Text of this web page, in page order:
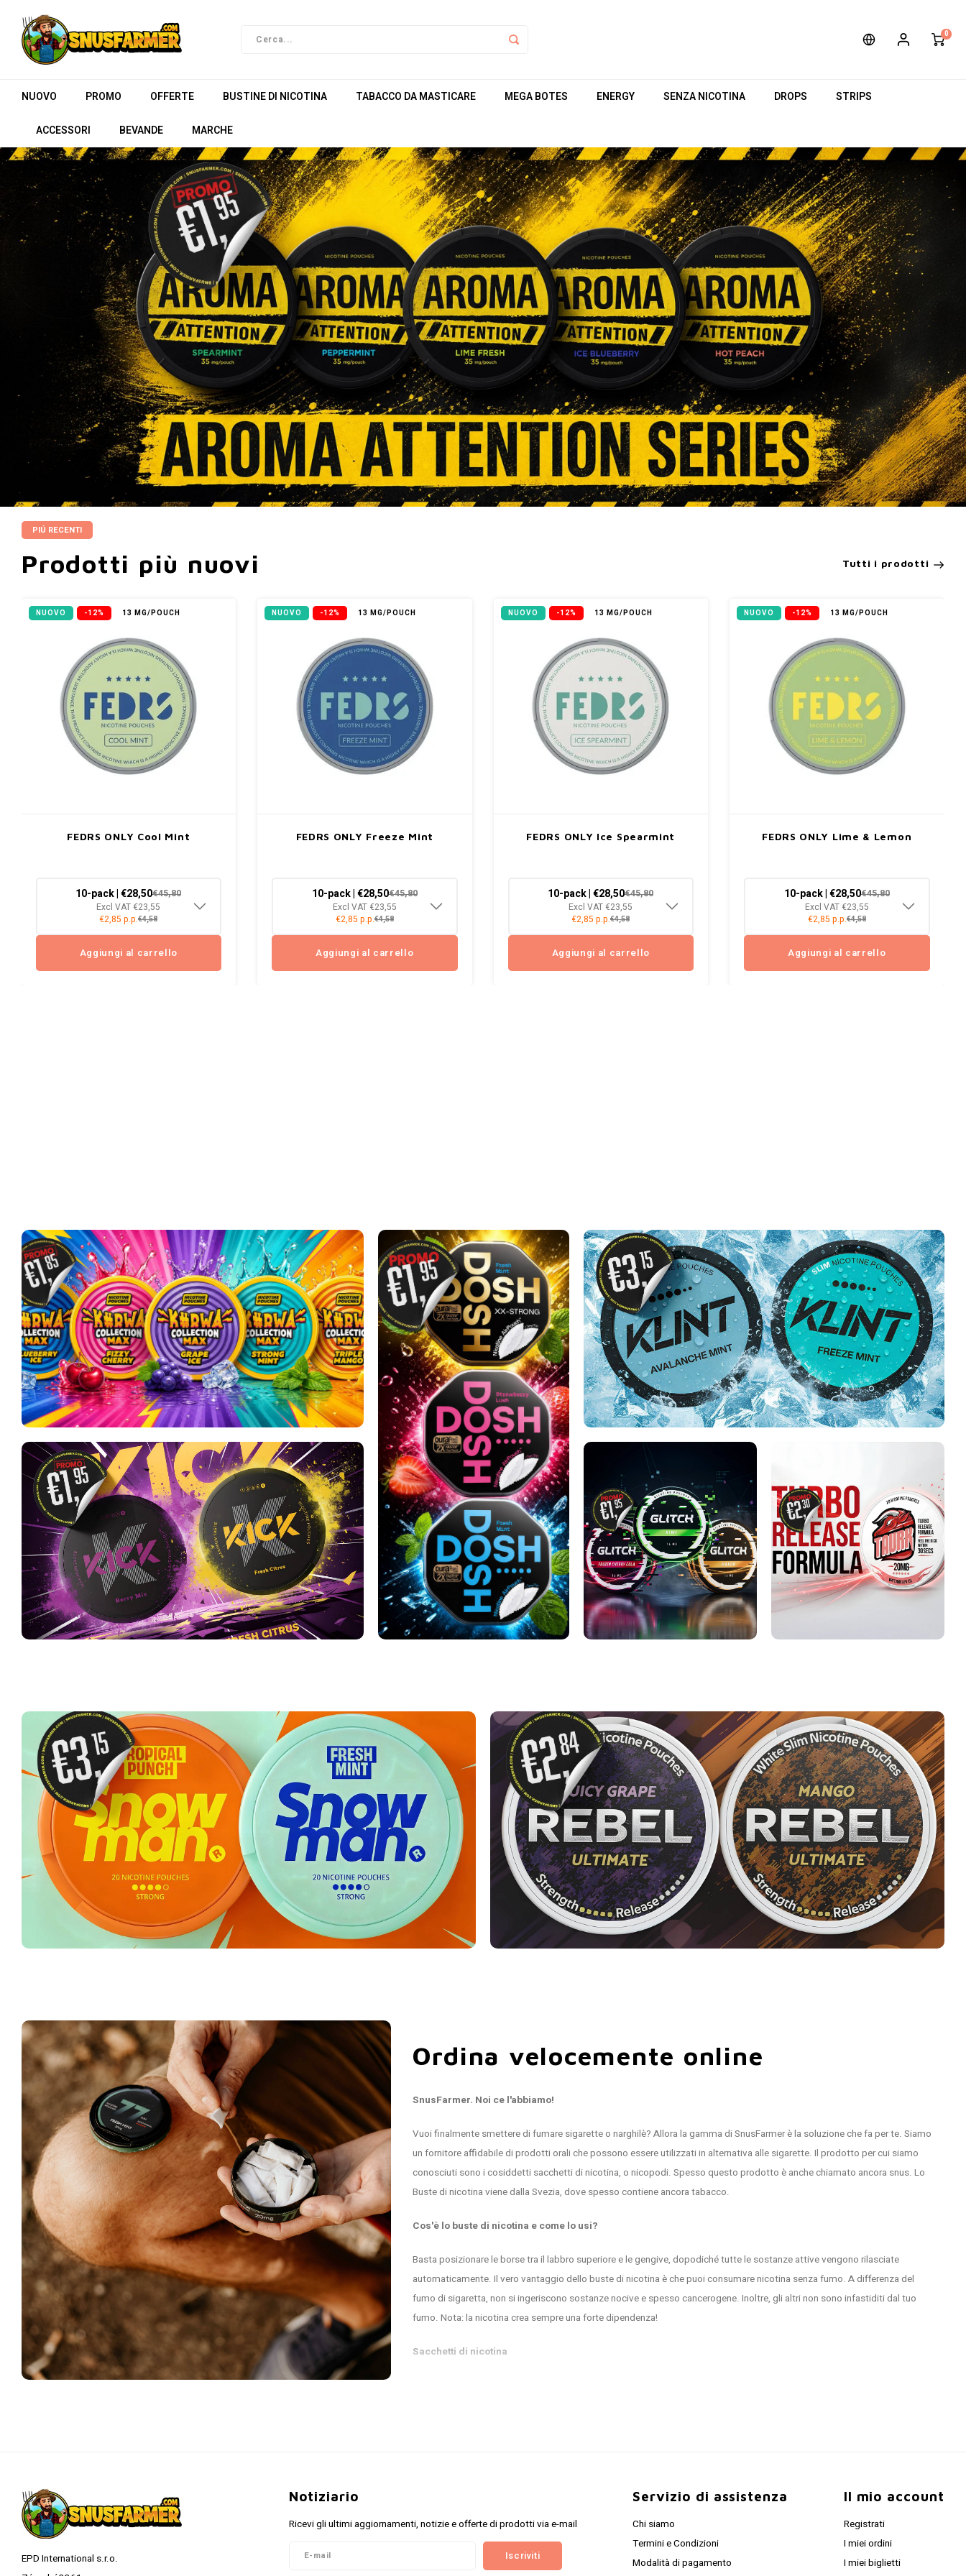
0
NUOVO PROMO OFFERTE BUSTINE DI NICOTINA TABACCO DA MASTICARE MEGA BOTES ENERGY SENZA NICOTINA DROPS STRIPS
ACCESSORI BEVANDE MARCHE
PIÚ RECENTI
Prodotti più nuovi Tutti i prodotti
NUOVO -12% 13 MG/POUCH
FEDRS ONLY Cool Mint
10-pack | €28,50€45,80
Excl VAT €23,55
€2,85 p.p.€4,58
Aggiungi al carrello
NUOVO -12% 13 MG/POUCH
FEDRS ONLY Freeze Mint
10-pack | €28,50€45,80
Excl VAT €23,55
€2,85 p.p.€4,58
Aggiungi al carrello
NUOVO -12% 13 MG/POUCH
FEDRS ONLY Ice Spearmint
10-pack | €28,50€45,80
Excl VAT €23,55
€2,85 p.p.€4,58
Aggiungi al carrello
NUOVO -12% 13 MG/POUCH
FEDRS ONLY Lime & Lemon
10-pack | €28,50€45,80
Excl VAT €23,55
€2,85 p.p.€4,58
Aggiungi al carrello
Ordina velocemente online
SnusFarmer. Noi ce l'abbiamo!
Vuoi finalmente smettere di fumare sigarette o narghilè? Allora la gamma di SnusFarmer è la soluzione che fa per te. Siamo
un fornitore affidabile di prodotti orali che possono essere utilizzati in alternativa alle sigarette. Il prodotto per cui siamo
conosciuti sono i cosiddetti sacchetti di nicotina, o nicopodi. Spesso questo prodotto è anche chiamato ancora snus. Lo
Buste di nicotina viene dalla Svezia, dove spesso contiene ancora tabacco.
Cos'è lo buste di nicotina e come lo usi?
Basta posizionare le borse tra il labbro superiore e le gengive, dopodiché tutte le sostanze attive vengono rilasciate
automaticamente. Il vero vantaggio dello buste di nicotina è che puoi consumare nicotina senza fumo. A differenza del
fumo di sigaretta, non si ingeriscono sostanze nocive e spesso cancerogene. Inoltre, gli altri non sono infastiditi dal tuo
fumo. Nota: la nicotina crea sempre una forte dipendenza!
Sacchetti di nicotina
alcuni casi, le bustine prive di nicotina contengono altri stimolanti che ti danno più energia, come il guaranà e/o il ginseng.
Ad esempio, le bustine senza nicotina possono essere utilizzate come alternativa senza zucchero alle bevande energetiche.
Alcune bustine prive di nicotina hanno il sapore del vero buste di nicotina svedese, ma senza tabacco. In questo modo puoi
EPD International s.r.o.
Notiziario
Ricevi gli ultimi aggiornamenti, notizie e offerte di prodotti via e-mail
Iscriviti
Servizio di assistenza
Chi siamo
Termini e Condizioni
Modalità di pagamento
Il mio account
Registrati
I miei ordini
I miei biglietti